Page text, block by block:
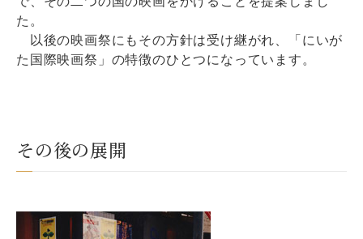
た。
以後の映画祭にもその方針は受け継がれ、「にいが
た国際映画祭」の特徴のひとつになっています。
その後の展開